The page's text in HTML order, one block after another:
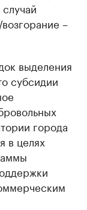
–
выделения
субсидии
города
в целях